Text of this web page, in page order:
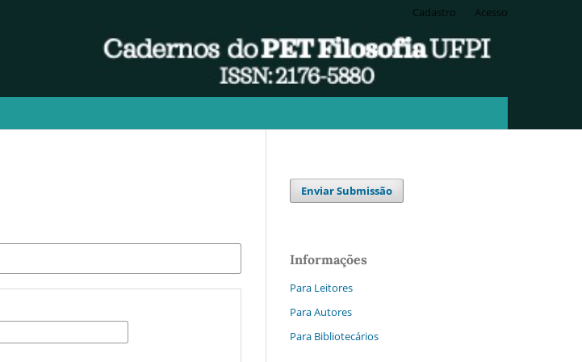
Cadastro Acesso
Enviar Submissão
Informações
Para Leitores
Para Autores
Para Bibliotecários